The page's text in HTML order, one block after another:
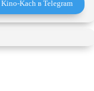
Kino-Kach в Telegram